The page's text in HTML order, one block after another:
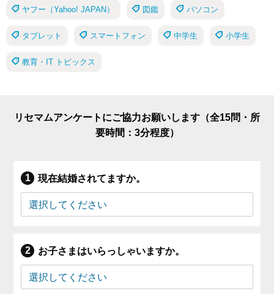
ヤフー（Yahoo! JAPAN） 図鑑 パソコン
タブレット スマートフォン 中学生 小学生
教育・IT トピックス
リセマムアンケートにご協力お願いします（全15問・所
要時間：3分程度）
現在結婚されてますか。
お子さまはいらっしゃいますか。